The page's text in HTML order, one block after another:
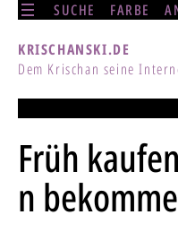
SUCHE FARBE
KRISCHANSKI.DE
Dem Krischan seine
Früh
n